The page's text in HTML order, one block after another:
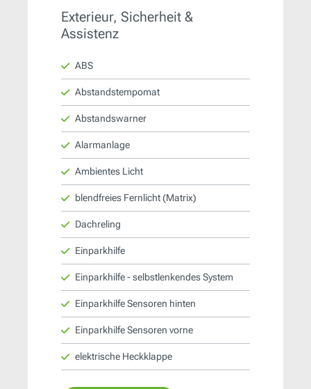
Exterieur, Sicherheit &
Assistenz
ABS
Abstandstempomat
Abstandswarner
Alarmanlage
Ambientes Licht
blendfreies Fernlicht (Matrix)
Dachreling
Einparkhilfe
Einparkhilfe - selbstlenkendes System
Einparkhilfe Sensoren hinten
Einparkhilfe Sensoren vorne
elektrische Heckklappe